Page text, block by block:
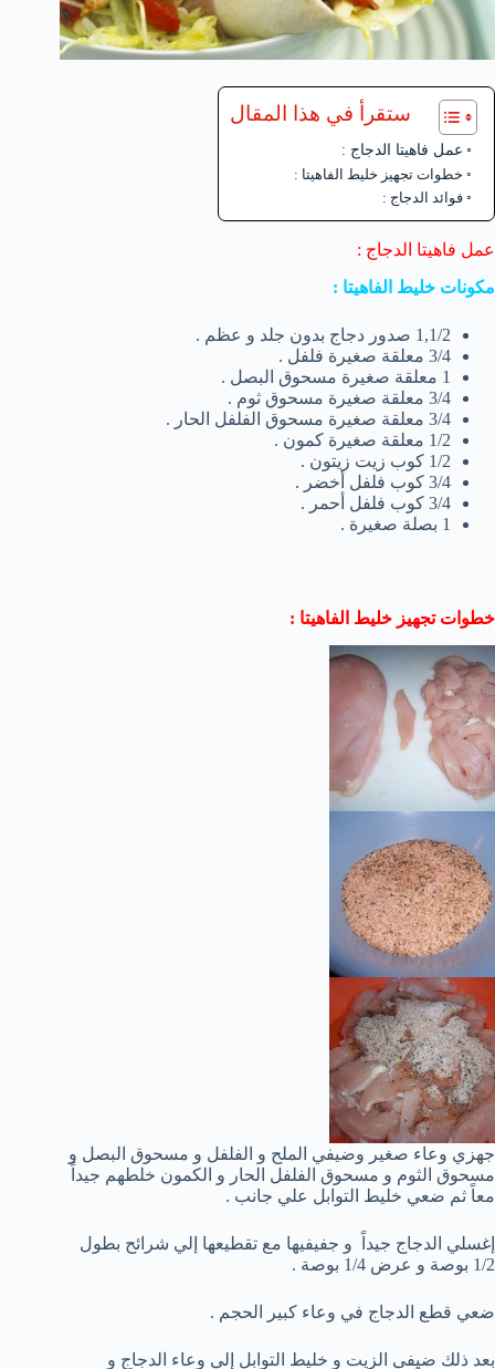
ستقرأ في هذا المقال
عمل فاهيتا الدجاج :
خطوات تجهيز خليط الفاهيتا :
فوائد الدجاج :
عمل فاهيتا الدجاج :
مكونات خليط الفاهيتا :
1,1/2 صدور دجاج بدون جلد و عظم .
3/4 معلقة صغيرة فلفل .
1 معلقة صغيرة مسحوق البصل .
3/4 معلقة صغيرة مسحوق ثوم .
3/4 معلقة صغيرة مسحوق الفلفل الحار .
1/2 معلقة صغيرة كمون .
1/2 كوب زيت زيتون .
3/4 كوب فلفل أخضر .
3/4 كوب فلفل أحمر .
1 بصلة صغيرة .
خطوات تجهيز خليط الفاهيتا :
جهزي وعاء صغير وضيفي الملح و الفلفل و مسحوق البصل و
مسحوق الثوم و مسحوق الفلفل الحار و الكمون خلطهم جيداً
معاً ثم ضعي خليط التوابل علي جانب .
إغسلي الدجاج جيداً و جفيفيها مع تقطيعها إلي شرائح بطول
1/2 بوصة و عرض 1/4 بوصة .
ضعي قطع الدجاج في وعاء كبير الحجم .
بعد ذلك ضيفي الزيت و خليط التوابل إلي وعاء الدجاج و